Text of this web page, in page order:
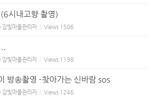
시내고향 촬영)
감빛마을관리자 Views 1506
감빛마을관리자 Views 1198
방송촬영 -찾아가는 신바람 sos
감빛마을관리자 Views 1246